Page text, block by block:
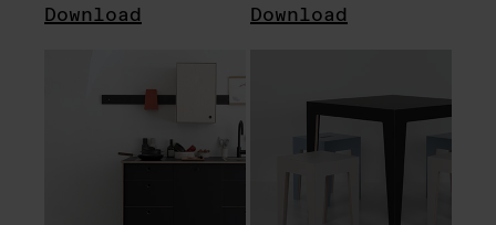
Download Download